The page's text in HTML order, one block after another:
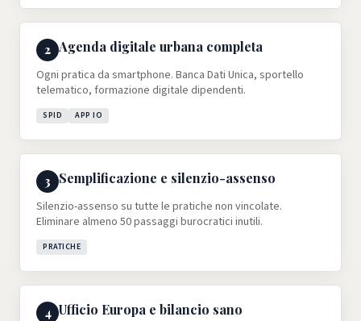
2 Agenda digitale urbana completa
Ogni pratica da smartphone. Banca Dati Unica, sportello
telematico, formazione digitale dipendenti.
SPID APP IO
3 Semplificazione e silenzio-assenso
Silenzio-assenso su tutte le pratiche non vincolate.
Eliminare almeno 50 passaggi burocratici inutili.
PRATICHE
4 Ufficio Europa e bilancio sano